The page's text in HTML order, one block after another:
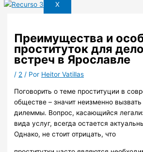
X
Преимущества и
проституток для
встреч в Ярославле
/ 2 / Por Heitor Vatillas
Поговорить о теме проституции в
обществе – значит неизменно
дилеммы. Вопрос, касающийся
вида услуг, всегда остается
Однако, не стоит отрицать, что